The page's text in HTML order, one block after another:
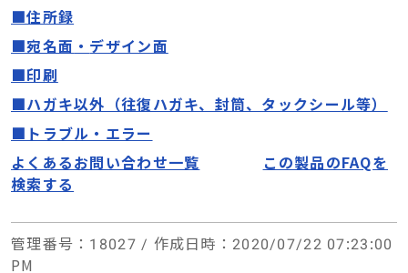
■住所録
■宛名面 ・ デザイン面
■印刷
■ハガキ以外（往復ハガキ、封筒、タックシール等）
■トラブル・エラー
よくあるお問い合わせ一覧
この製品のFAQを
検索する
管理番号 ：18027 / 作成日時 ：2020/07/22 07:23:00
PM